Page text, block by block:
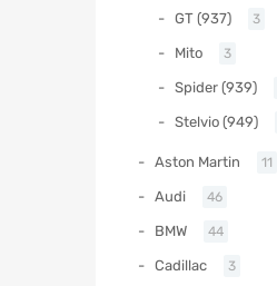
GT (937) 3
Mito 3
Spider (939)
Stelvio (949)
Aston Martin 11
Audi 46
BMW 44
Cadillac 3